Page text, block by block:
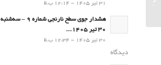
31 تیر 1405 - 12:14 ب.ظ
هشدار جوی سطح نارنجی شماره 9 – سه‌شنبه
30 تیر 1405...
30 تیر 1405 - 12:34 ب.ظ
دیدگاه
مناسبت روز جهانی هواشناسی در اولین ...